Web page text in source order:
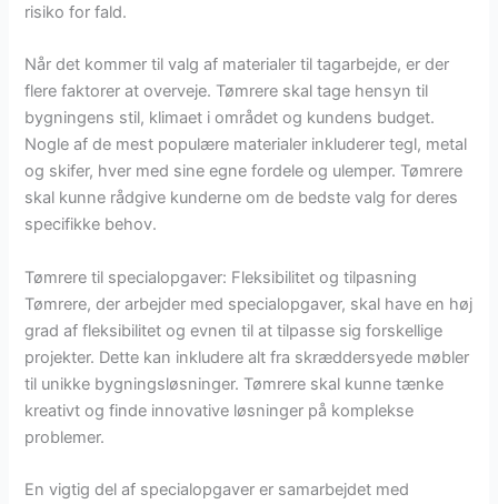
risiko for fald.
Når det kommer til valg af materialer til tagarbejde, er der
flere faktorer at overveje. Tømrere skal tage hensyn til
bygningens stil, klimaet i området og kundens budget.
Nogle af de mest populære materialer inkluderer tegl, metal
og skifer, hver med sine egne fordele og ulemper. Tømrere
skal kunne rådgive kunderne om de bedste valg for deres
specifikke behov.
Tømrere til specialopgaver: Fleksibilitet og tilpasning
Tømrere, der arbejder med specialopgaver, skal have en høj
grad af fleksibilitet og evnen til at tilpasse sig forskellige
projekter. Dette kan inkludere alt fra skræddersyede møbler
til unikke bygningsløsninger. Tømrere skal kunne tænke
kreativt og finde innovative løsninger på komplekse
problemer.
En vigtig del af specialopgaver er samarbejdet med